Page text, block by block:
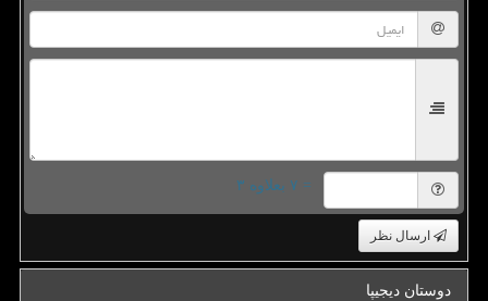
= ۷ بعلاوه ۳
ارسال نظر
دوستان دیجیپا